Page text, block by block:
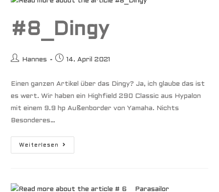
#8_Dingy
Beitrags-
Hannes
Beitrag
14. April 2021
Einen ganzen Artikel über das Dingy? Ja, ich glaube das ist
es wert. Wir haben ein Highfield 290 Classic aus Hypalon
mit einem 9.9 hp Außenborder von Yamaha. Nichts
Besonderes…
Weiterlesen #8_Dingy